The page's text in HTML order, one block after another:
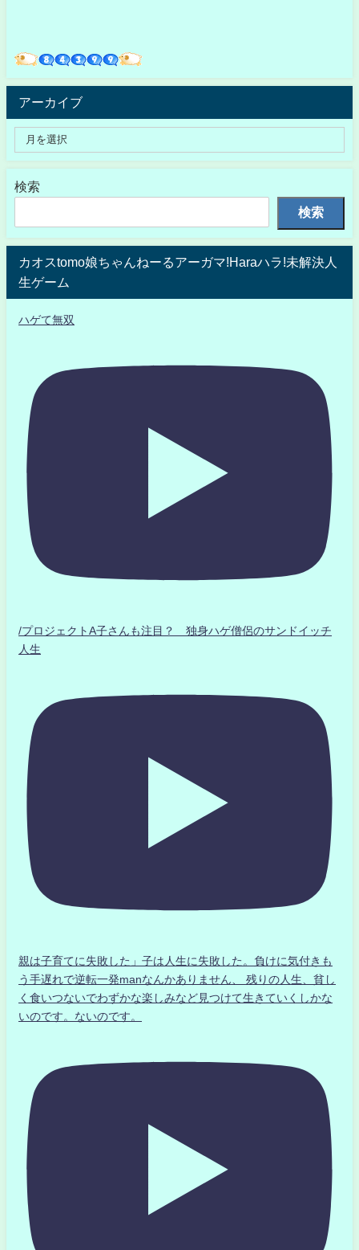
アーカイブ
検索
検索
カオスtomo娘ちゃんねーるアーガマ!Haraハラ!未解決人
生ゲーム
ハゲて無双
/プロジェクトA子さんも注目？ 独身ハゲ僧侶のサンドイッチ
人生
親は子育てに失敗した」子は人生に失敗した。負けに気付きも
う手遅れで逆転一発manなんかありません、 残りの人生、貧し
く食いつないでわずかな楽しみなど見つけて生きていくしかな
いのです。ないのです。